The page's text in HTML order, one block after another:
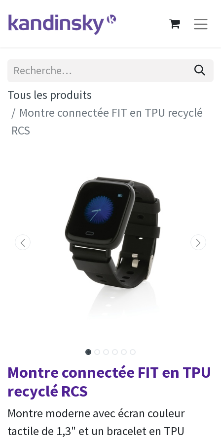
Tous les produits
Montre connectée FIT en TPU recyclé
RCS
Montre connectée FIT en TPU
recyclé RCS
Montre moderne avec écran couleur
tactile de 1,3" et un bracelet en TPU